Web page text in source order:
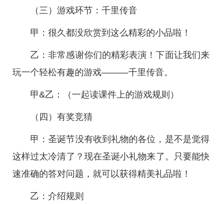
（三）游戏环节：千里传音
甲：很久都没欣赏到这么精彩的小品啦！
乙：非常感谢你们的精彩表演！下面让我们来
玩一个轻松有趣的游戏———千里传音。
甲&乙：（一起读课件上的游戏规则）
（四）有奖竞猜
甲：圣诞节没有收到礼物的各位，是不是觉得
这样过太冷清了？现在圣诞小礼物来了。只要能快
速准确的答对问题，就可以获得精美礼品啦！
乙：介绍规则